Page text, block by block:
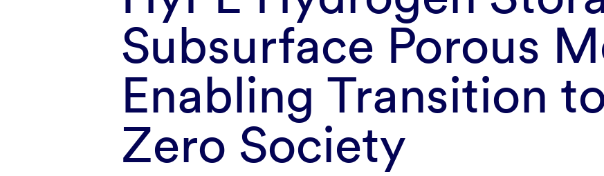
Subsurface Porous
Enabling Transition
Zero Society